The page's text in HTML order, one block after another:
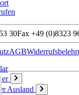
Ausland
30Fax +49 (0)8323
AGB